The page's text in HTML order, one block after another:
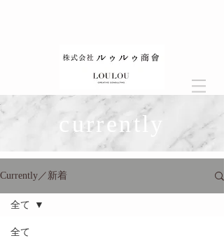
currently
Currently／新着
全て
全て